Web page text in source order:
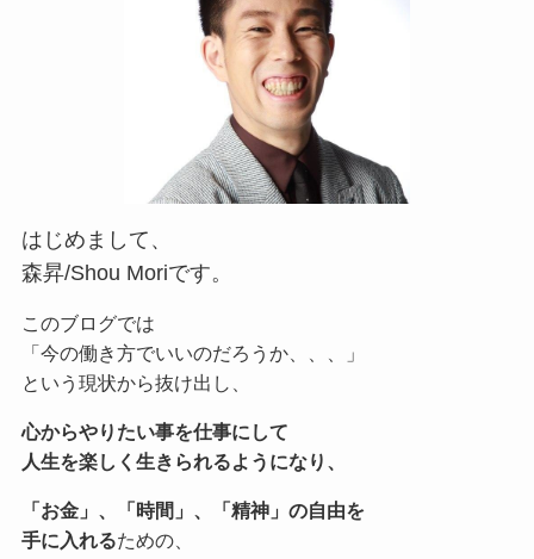
はじめまして、
森昇/Shou Moriです。
このブログでは
「今の働き方でいいのだろうか、、、」
という現状から抜け出し、
心からやりたい事を仕事にして
人生を楽しく生きられるようになり、
「お金」、「時間」、「精神」の自由を
手に入れるための、